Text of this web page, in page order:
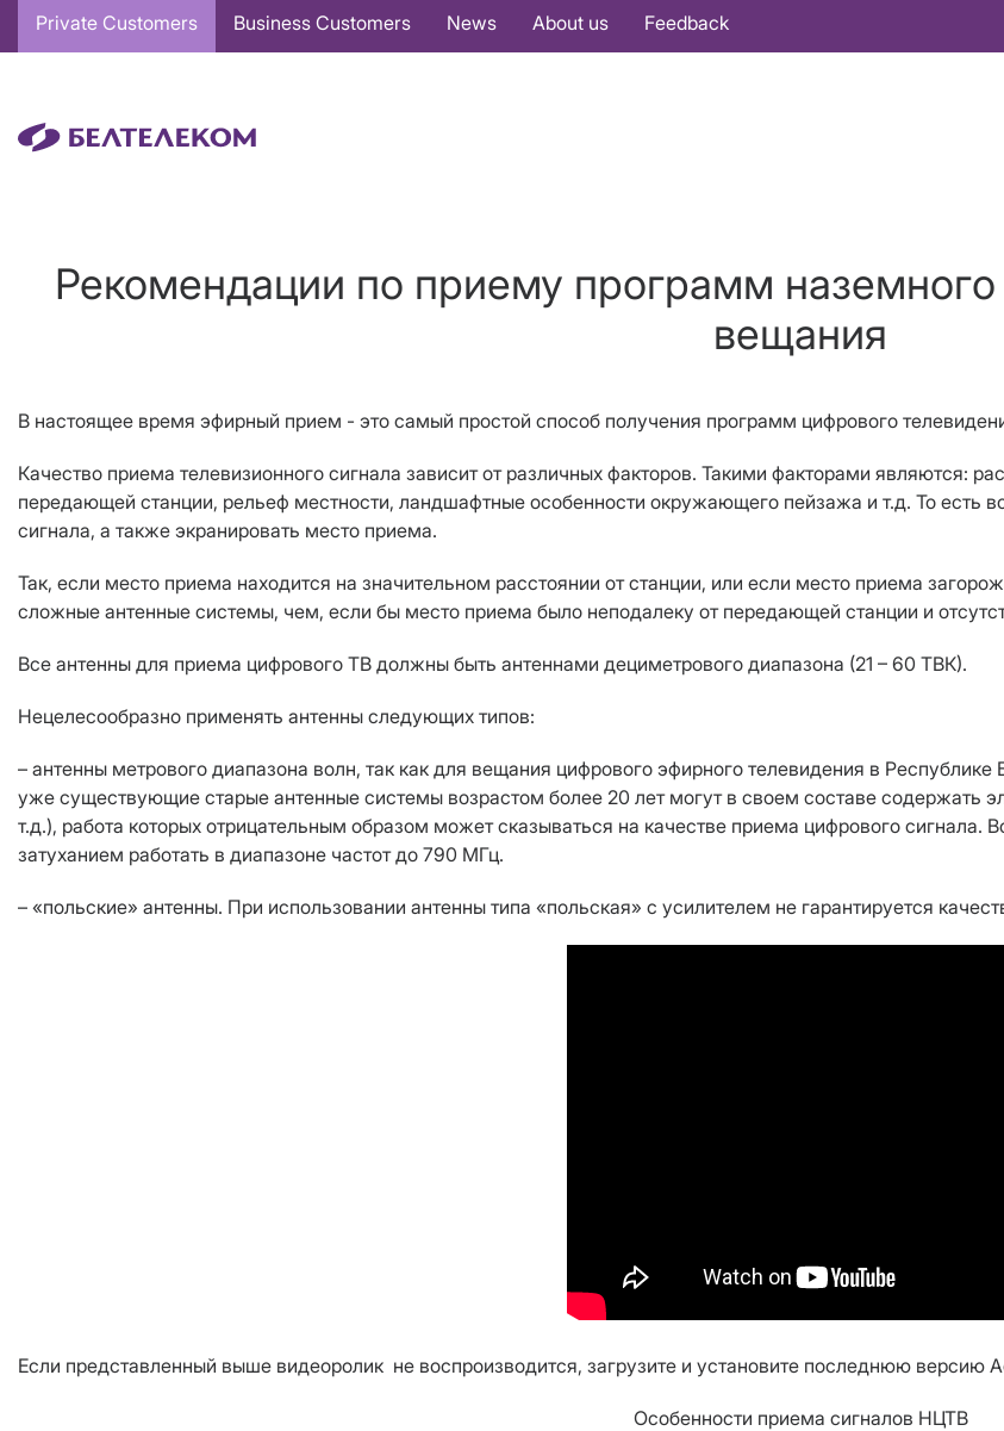
Основная
навигация
Private Customers Business Customers News About us Feedback
Рекомендации по приему программ наземного
вещания
В настоящее время эфирный прием - это самый простой способ получения программ цифрового
Качество приема телевизионного сигнала зависит от различных факторов. Такими факторами являются:
передающей станции, рельеф местности, ландшафтные особенности окружающего пейзажа и т.д. То есть
сигнала, а также экранировать место приема.
Так, если место приема находится на значительном расстоянии от станции, или если место приема
сложные антенные системы, чем, если бы место приема было неподалеку от передающей станции и
Все антенны для приема цифрового ТВ должны быть антеннами дециметрового диапазона (21 – 60 ТВК).
Нецелесообразно применять антенны следующих типов:
– антенны метрового диапазона волн, так как для вещания цифрового эфирного телевидения в
уже существующие старые антенные системы возрастом более 20 лет могут в своем составе содержать
т.д.), работа которых отрицательным образом может сказываться на качестве приема цифрового
затуханием работать в диапазоне частот до 790 МГц.
– «польские» антенны. При использовании антенны типа «польская» с усилителем не гарантируется
Если представленный выше видеоролик не воспроизводится, загрузите и установите последнюю версию
Особенности приема сигналов НЦТВ